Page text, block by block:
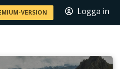
VERSION Logga in